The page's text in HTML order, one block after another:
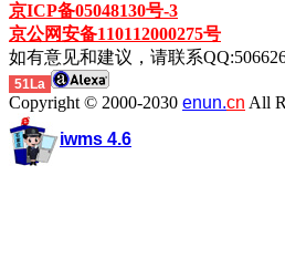
京ICP备05048130号-3
京公网安备110112000275号
如有意见和建议，请联系
51La
Copyright © 2000-2030 enun.cn All
iwms 4.6